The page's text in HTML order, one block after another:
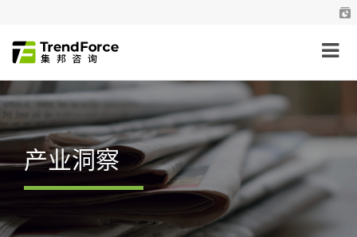
产业洞察